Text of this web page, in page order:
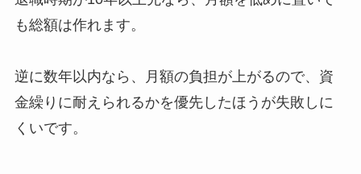
も総額は作れます。
逆に数年以内なら、月額の負担が上がるので、資
金繰りに耐えられるかを優先したほうが失敗しに
くいです。